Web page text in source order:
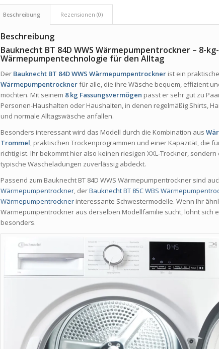
Beschreibung Rezensionen (0)
Beschreibung
Bauknecht BT 84D WWS Wärmepumpentrockner – 8-
Wärmepumpentechnologie für den Alltag
Der Bauknecht BT 84D WWS Wärmepumpentrockner ist ein
Wärmepumpentrocknerfür alle, die ihre Wäsche bequem, effizient
möchten. Mit seinem 8 kg Fassungsvermögen passt er sehr gut zu
Personen-Haushalten oder Haushalten, in denen regelmäßig Shirts,
und normale Alltagswäsche anfallen.
Besonders interessant wird das Modell durch die Kombination aus
Trommel, praktischen Trockenprogrammen und einer Kapazität, die
richtig ist. Ihr bekommt hier also keinen riesigen XXL-Trockner,
typische Wäscheladungen zuverlässig abdeckt.
Passend zum Bauknecht BT 84D WWS Wärmepumpentrockner sind
Wärmepumpentrockner, derBauknecht BT 85C WBS
Wärmepumpentrockner interessante Schwestermodelle. Wenn Ihr
Wärmepumpentrockner aus derselben Modellfamilie sucht, lohnt sich
besonders.